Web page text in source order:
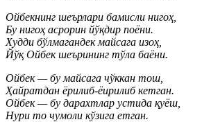
Ойбекнинг шеърлари бамисли нигоҳ,
Бу нигоҳ асрорин йўқдир поёни.
Худди бўлмагандек майсага изоҳ,
Йўқ Ойбек шеърининг тўла баёни.
Ойбек — бу майсага чўккан тош,
Ҳайратдан ёрилиб-ёирилиб кетган.
Ойбек — бу дарахтлар устида қуёш,
Нури то чумоли кўзига етган.